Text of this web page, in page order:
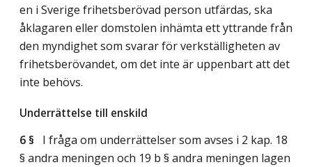
en i Sverige frihetsberövad person utfärdas, ska
åklagaren eller domstolen inhämta ett yttrande från
den myndighet som svarar för verkställigheten av
frihetsberövandet, om det inte är uppenbart att det
inte behövs.
Underrättelse till enskild
6 § I fråga om underrättelser som avses i 2 kap. 18
§ andra meningen och 19 b § andra meningen lagen